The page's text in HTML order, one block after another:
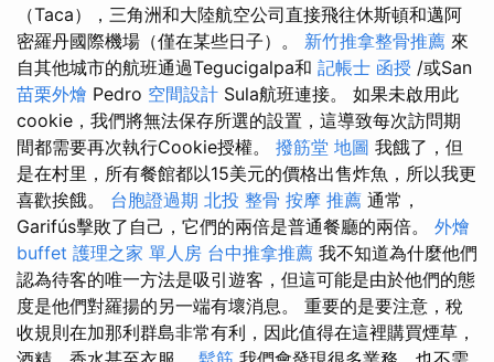
（Taca），三角洲和大陸航空公司直接飛往休斯頓和邁阿
密羅丹國際機場（僅在某些日子）。 新竹推拿整骨推薦 來
自其他城市的航班通過Tegucigalpa和 記帳士 函授 /或San
苗栗外燴 Pedro 空間設計 Sula航班連接。 如果未啟用此
cookie，我們將無法保存所選的設置，這導致每次訪問期
間都需要再次執行Cookie授權。 撥筋堂 地圖 我餓了，但
是在村里，所有餐館都以15美元的價格出售炸魚，所以我更
喜歡挨餓。 台胞證過期 北投 整骨 按摩 推薦 通常，
Garifús擊敗了自己，它們的兩倍是普通餐廳的兩倍。 外燴
buffet 護理之家 單人房 台中推拿推薦 我不知道為什麼他們
認為待客的唯一方法是吸引遊客，但這可能是由於他們的態
度是他們對羅揚的另一端有壞消息。 重要的是要注意，稅
收規則在加那利群島非常有利，因此值得在這裡購買煙草，